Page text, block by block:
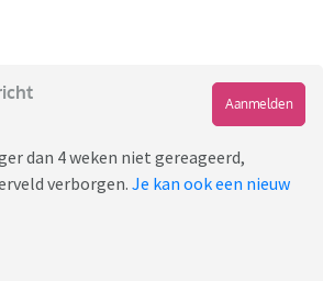
Aanmelden
dan 4 weken niet gereageerd,
verborgen. Je kan ook een nieuw